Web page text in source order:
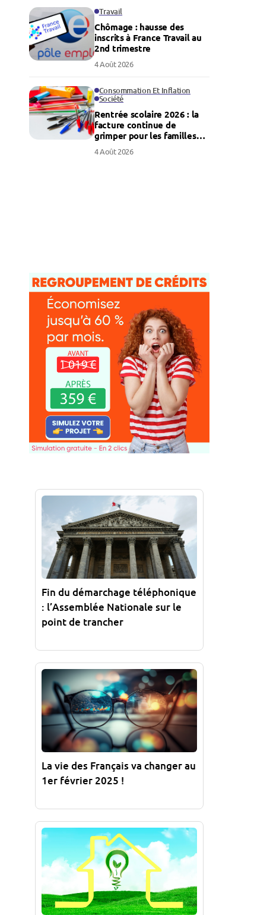
Travail
Chômage : hausse des
inscrits à France Travail au
2nd trimestre
4 Août 2026
Consommation Et Inflation
Société
Rentrée scolaire 2026 : la
facture continue de
grimper pour les familles
françaises
4 Août 2026
Fin du démarchage téléphonique
: l’Assemblée Nationale sur le
point de trancher
La vie des Français va changer au
1er février 2025 !